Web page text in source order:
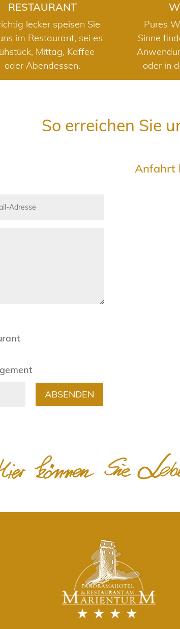
RESTAURANT
lecker speisen Sie
im Restaurant, sei es
Mittag, Kaffee
oder Abendessen.
Pures
Sinne
oder in
So erreichen Sie
ABSENDEN
Anfahrt